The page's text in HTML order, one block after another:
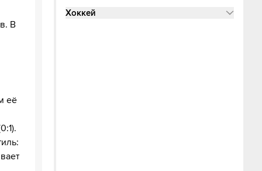
В
её
Хоккей